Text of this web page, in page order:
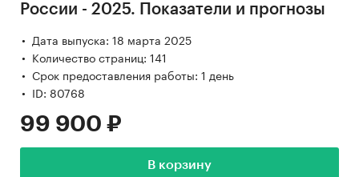
России - 2025. Показатели и прогнозы
Дата выпуска: 18 марта 2025
Количество страниц: 141
Срок предоставления работы: 1 день
ID: 80768
99 900 ₽
В корзину